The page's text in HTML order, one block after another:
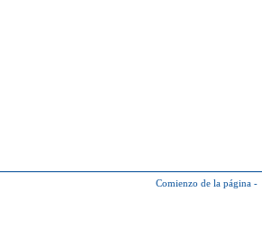
Comienzo de la página -